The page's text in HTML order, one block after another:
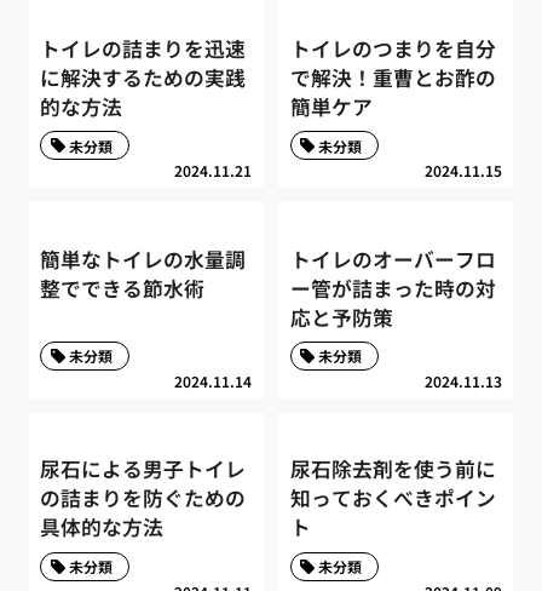
トイレの詰まりを迅速
に解決するための実践
的な方法
2024.11.21
未分類
トイレのつまりを自分
で解決！重曹とお酢の
簡単ケア
2024.11.15
未分類
簡単なトイレの水量調
整でできる節水術
2024.11.14
未分類
トイレのオーバーフロ
ー管が詰まった時の対
応と予防策
2024.11.13
未分類
尿石による男子トイレ
の詰まりを防ぐための
具体的な方法
未分類
尿石除去剤を使う前に
知っておくべきポイン
ト
未分類